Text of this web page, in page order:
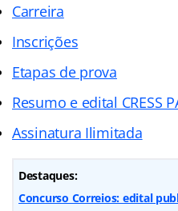
Carreira
Inscrições
Etapas de prova
Resumo e edital CRESS
Assinatura Ilimitada
Destaques:
Concurso Correios: edital